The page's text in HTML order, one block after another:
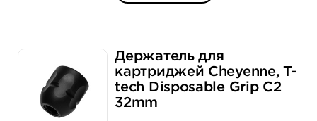
Держатель для
картриджей Cheyenne, T-
tech Disposable Grip C2
32mm